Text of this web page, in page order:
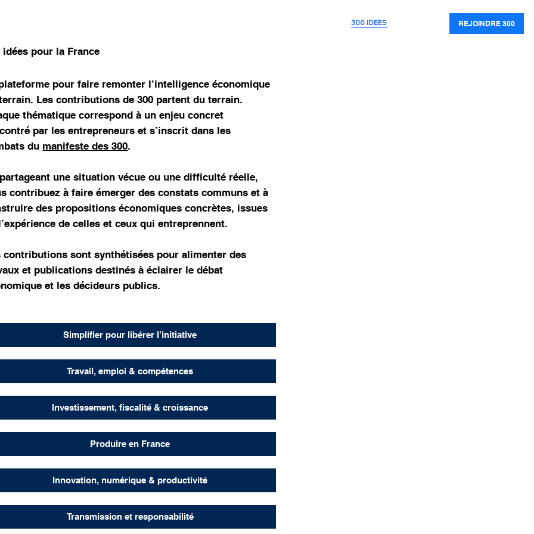
REJOINDRE 300
300 IDEES
idées pour la France
pour faire remonter l’intelligence économique
Les contributions de 300 partent du terrain.
thématique correspond à un enjeu concret
par les entrepreneurs et s’inscrit dans les
du manifeste des 300.
une situation vécue ou une difficulté réelle,
contribuez à faire émerger des constats communs et à
des propositions économiques concrètes, issues
de celles et ceux qui entreprennent.
contributions sont synthétisées pour alimenter des
et publications destinés à éclairer le débat
et les décideurs publics.
Simplifier pour libérer l’initiative
Travail, emploi & compétences
Investissement, fiscalité & croissance
Produire en France
Innovation, numérique & productivité
Transmission et responsabilité